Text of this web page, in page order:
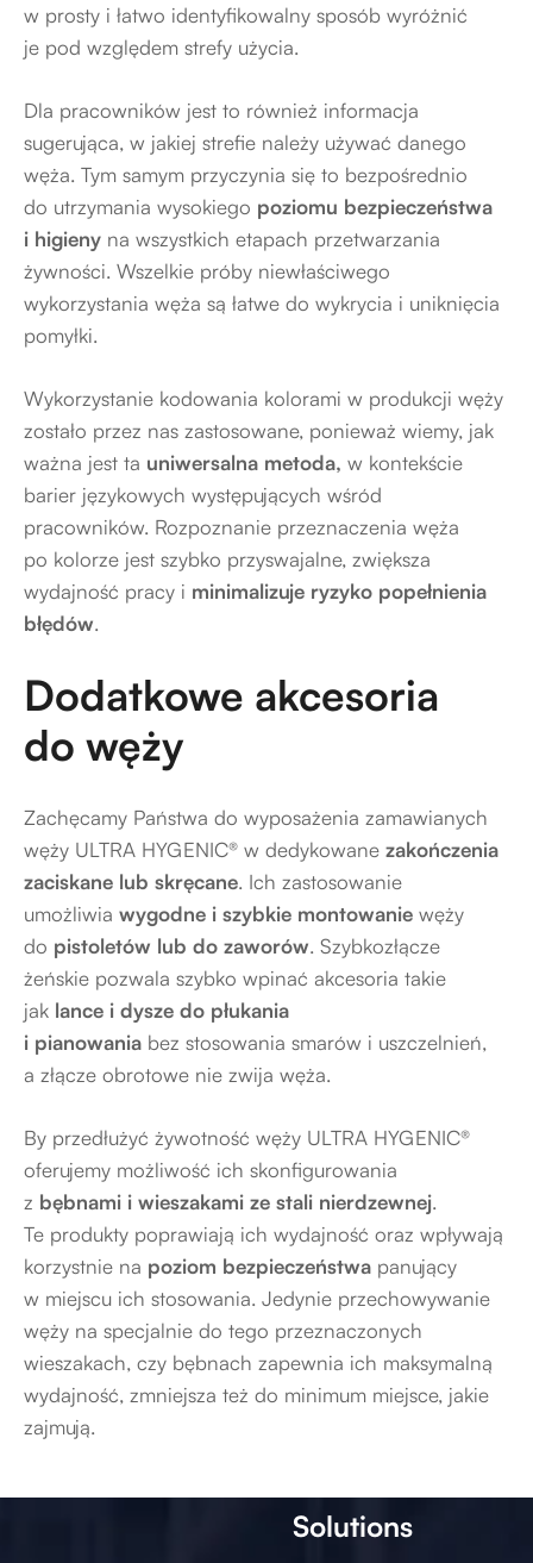
w prosty i łatwo identyfikowalny sposób wyróżnić
je pod względem strefy użycia.
Dla pracowników jest to również informacja
sugerująca, w jakiej strefie należy używać danego
węża. Tym samym przyczynia się to bezpośrednio
do utrzymania wysokiego poziomu bezpieczeństwa
i higieny na wszystkich etapach przetwarzania
żywności. Wszelkie próby niewłaściwego
wykorzystania węża są łatwe do wykrycia i uniknięcia
pomyłki.
Wykorzystanie kodowania kolorami w produkcji węży
zostało przez nas zastosowane, ponieważ wiemy, jak
ważna jest ta uniwersalna metoda, w kontekście
barier językowych występujących wśród
pracowników. Rozpoznanie przeznaczenia węża
po kolorze jest szybko przyswajalne, zwiększa
wydajność pracy i minimalizuje ryzyko popełnienia
błędów.
Dodatkowe akcesoria
do węży
Zachęcamy Państwa do wyposażenia zamawianych
węży ULTRA HYGENIC® w dedykowane zakończenia
zaciskane lub skręcane. Ich zastosowanie
umożliwia wygodne i szybkie montowanie węży
do pistoletów lub do zaworów. Szybkozłącze
żeńskie pozwala szybko wpinać akcesoria takie
jak lance i dysze do płukania
i pianowania bez stosowania smarów i uszczelnień,
a złącze obrotowe nie zwija węża.
By przedłużyć żywotność węży ULTRA HYGENIC®
oferujemy możliwość ich skonfigurowania
z bębnami i wieszakami ze stali nierdzewnej.
Te produkty poprawiają ich wydajność oraz wpływają
korzystnie na poziom bezpieczeństwa panujący
w miejscu ich stosowania. Jedynie przechowywanie
węży na specjalnie do tego przeznaczonych
wieszakach, czy bębnach zapewnia ich maksymalną
wydajność, zmniejsza też do minimum miejsce, jakie
zajmują.
Solutions